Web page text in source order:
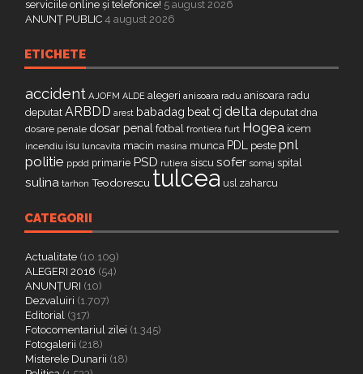
serviciile online și telefonice! 5 august 2026
ANUNȚ PUBLIC 4 august 2026
ETICHETE
accident AJOFM ALDE alegeri anisoara radu anisoara radu
deputat ARBDD arest babadag beatcj delta deputat dna
dosare penale dosar penal fotbal frontiera furt Hogea icem
incendiu isu luncavita macin masina munca PDL peste pnl
politie ppdd primarie PSD rutiera siscu sofer somaj spital
sulina tarhon Teodorescu tulcea usl zaharcu
CATEGORII
Actualitate (10.109)
ALEGERI 2016 (54)
ANUNȚURI (10)
Dezvaluiri (1.707)
Editorial (317)
Fotocomentariul zilei (1.345)
Fotogalerii (218)
Misterele Dunarii (18)